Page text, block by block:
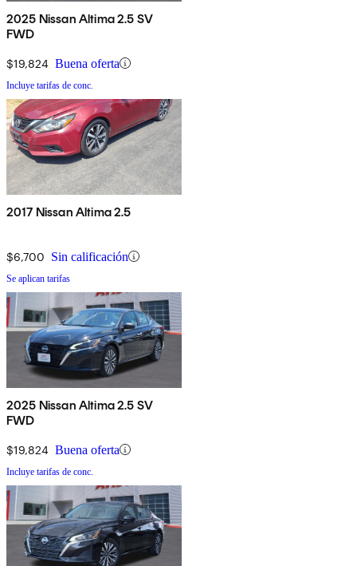
2025 Nissan Altima 2.5 SV
FWD
$19,824 Buena oferta
Incluye tarifas de conc.
2017 Nissan Altima 2.5
$6,700 Sin calificación
Se aplican tarifas
2025 Nissan Altima 2.5 SV
FWD
$19,824 Buena oferta
Incluye tarifas de conc.